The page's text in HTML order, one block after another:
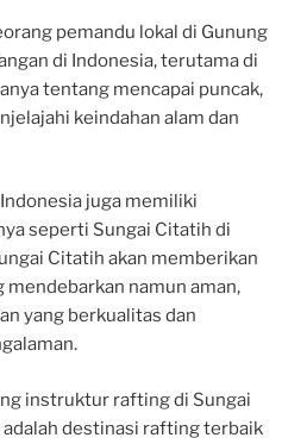
pemandu lokal di Gunung
di Indonesia, terutama di
tentang mencapai puncak,
keindahan alam dan
juga memiliki
seperti Sungai Citatih di
Citatih akan memberikan
mendebarkan namun aman,
yang berkualitas dan
instruktur rafting di Sungai
destinasi rafting terbaik